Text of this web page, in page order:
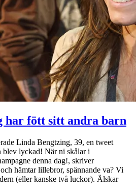
har fött sitt andra barn
Linda Bengtzing, 39, en tweet
blev lyckad! När ni skålar i
denna dag!, skriver
hämtar lillebror, spännande va? Vi
(eller kanske två luckor). Älskar